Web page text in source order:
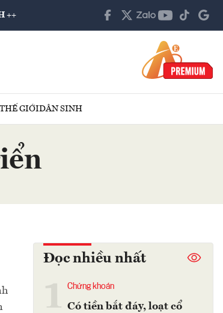
++
GIỚIDÂN SINH
Đọc nhiều nhất
Chứng khoán
Có tiền bắt đáy, loạt cổ